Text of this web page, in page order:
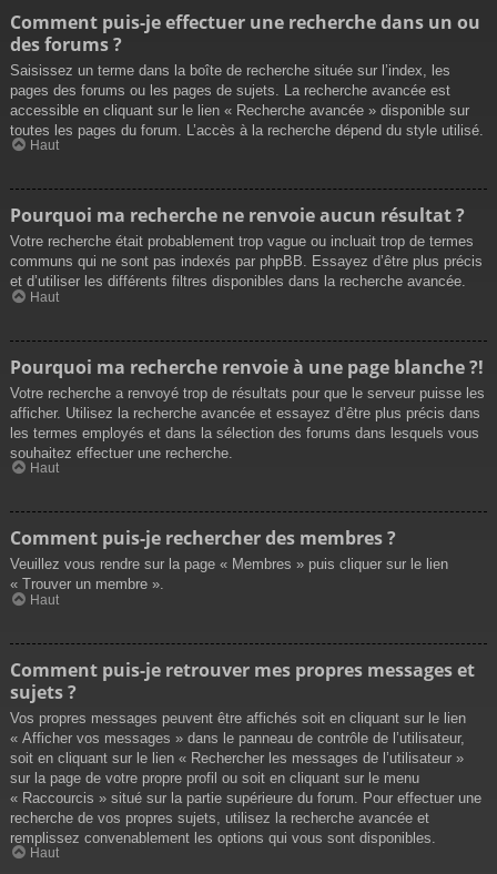
Comment puis-je effectuer une recherche dans un ou
des forums ?
Saisissez un terme dans la boîte de recherche située sur l’index, les
pages des forums ou les pages de sujets. La recherche avancée est
accessible en cliquant sur le lien « Recherche avancée » disponible sur
toutes les pages du forum. L’accès à la recherche dépend du style utilisé.
Haut
Pourquoi ma recherche ne renvoie aucun résultat ?
Votre recherche était probablement trop vague ou incluait trop de termes
communs qui ne sont pas indexés par phpBB. Essayez d’être plus précis
et d’utiliser les différents filtres disponibles dans la recherche avancée.
Haut
Pourquoi ma recherche renvoie à une page blanche ?!
Votre recherche a renvoyé trop de résultats pour que le serveur puisse les
afficher. Utilisez la recherche avancée et essayez d’être plus précis dans
les termes employés et dans la sélection des forums dans lesquels vous
souhaitez effectuer une recherche.
Haut
Comment puis-je rechercher des membres ?
Veuillez vous rendre sur la page « Membres » puis cliquer sur le lien
« Trouver un membre ».
Haut
Comment puis-je retrouver mes propres messages et
sujets ?
Vos propres messages peuvent être affichés soit en cliquant sur le lien
« Afficher vos messages » dans le panneau de contrôle de l’utilisateur,
soit en cliquant sur le lien « Rechercher les messages de l’utilisateur »
sur la page de votre propre profil ou soit en cliquant sur le menu
« Raccourcis » situé sur la partie supérieure du forum. Pour effectuer une
recherche de vos propres sujets, utilisez la recherche avancée et
remplissez convenablement les options qui vous sont disponibles.
Haut